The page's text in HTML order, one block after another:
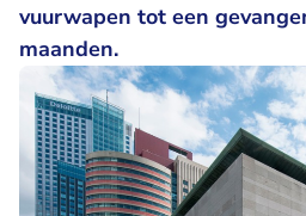
vuurwapen tot een
maanden.